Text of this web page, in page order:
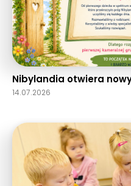
Nibylandia otwiera
14.07.2026